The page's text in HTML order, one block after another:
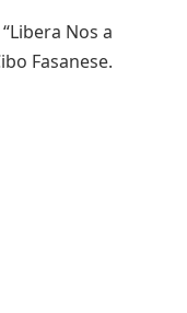
Nos a
Fasanese.